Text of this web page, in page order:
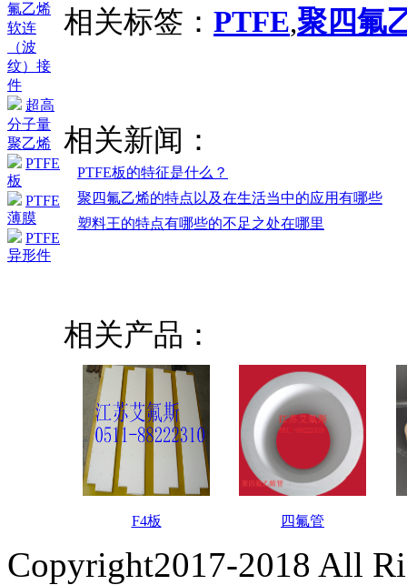
氟乙烯
软连
（波
纹）接
件
超高
分子量
聚乙烯
PTFE
板
PTFE
薄膜
PTFE
异形件
相关标签： PTFE,聚四氟
相关新闻：
PTFE板的特征是什么？
聚四氟乙烯的特点以及在生活当中的应用有哪些
塑料王的特点有哪些的不足之处在哪里
相关产品：
F4板 四氟管
Copyright2017-2018 All